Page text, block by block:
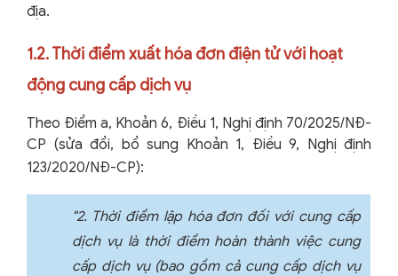
địa.
1.2. Thời điểm xuất hóa đơn điện tử với hoạt
động cung cấp dịch vụ
Theo Điểm a, Khoản 6, Điều 1, Nghị định 70/2025/NĐ-
CP (sửa đổi, bổ sung Khoản 1, Điều 9, Nghị định
123/2020/NĐ-CP):
"2. Thời điểm lập hóa đơn đối với cung cấp
dịch vụ là thời điểm hoàn thành việc cung
cấp dịch vụ(bao gồm cả cung cấp dịch vụ